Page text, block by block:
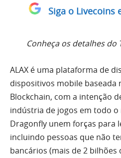
Siga o Livecoins
Conheça os detalhes do
ALAX é uma plataforma de
dispositivos mobile baseada
Blockchain, com a intenção
indústria de jogos em todo o
Dragonfly unem forças para
incluindo pessoas que não
bancários (mais de 2 bilhões